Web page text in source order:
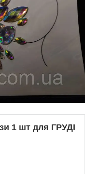
1 шт для ГРУДІ